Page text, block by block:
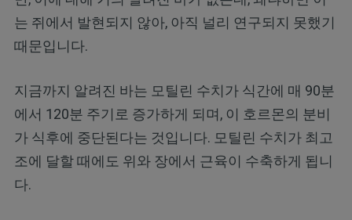
는 쥐에서 발현되지 않아, 아직 널리 연구되지 못했기
때문입니다.
지금까지 알려진 바는 모틸린 수치가 식간에 매 90분
에서 120분 주기로 증가하게 되며, 이 호르몬의 분비
가 식후에 중단된다는 것입니다. 모틸린 수치가 최고
조에 달할 때에도 위와 장에서 근육이 수축하게 됩니
다.